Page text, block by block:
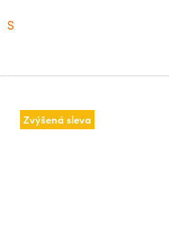
S
Zvýšená sleva